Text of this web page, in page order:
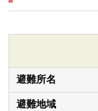
避難所名
避難地域